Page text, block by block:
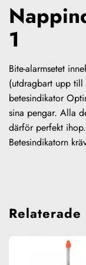
1
Bite-alarmsetet
(utdragbart upp till
betesindikator
sina pengar. Alla
därför perfekt
Betesindikatorn